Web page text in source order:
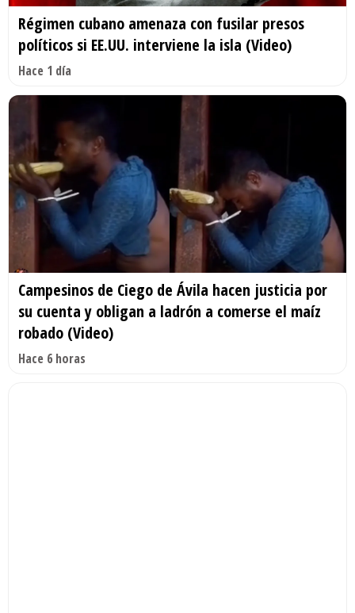
Régimen cubano amenaza con fusilar presos
políticos si EE.UU. interviene la isla (Video)
Hace 1 día
Campesinos de Ciego de Ávila hacen justicia por
su cuenta y obligan a ladrón a comerse el maíz
robado (Video)
Hace 6 horas